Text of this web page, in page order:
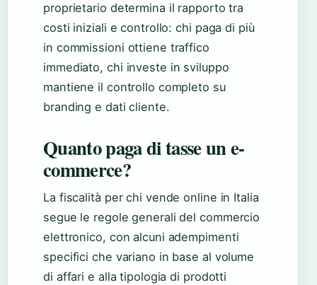
proprietario determina il rapporto tra
costi iniziali e controllo: chi paga di più
in commissioni ottiene traffico
immediato, chi investe in sviluppo
mantiene il controllo completo su
branding e dati cliente.
Quanto paga di tasse un e-
commerce?
La fiscalità per chi vende online in Italia
segue le regole generali del commercio
elettronico, con alcuni adempimenti
specifici che variano in base al volume
di affari e alla tipologia di prodotti